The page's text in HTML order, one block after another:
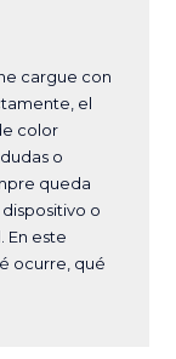
cargue con
el
color
o
queda
o
En este
ocurre, qué